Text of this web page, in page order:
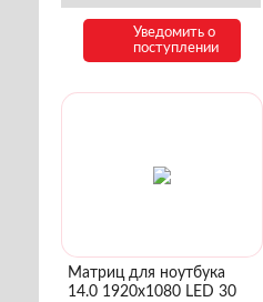
Уведомить о
поступлении
Матриц для ноутбука
14.0 1920x1080 LED 30